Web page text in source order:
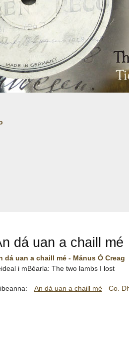
dá uan a chaill mé
dá uan a chaill mé - Mánus Ó Creag
i mBéarla: The two lambs I lost
An dá uan a chaill mé Co.